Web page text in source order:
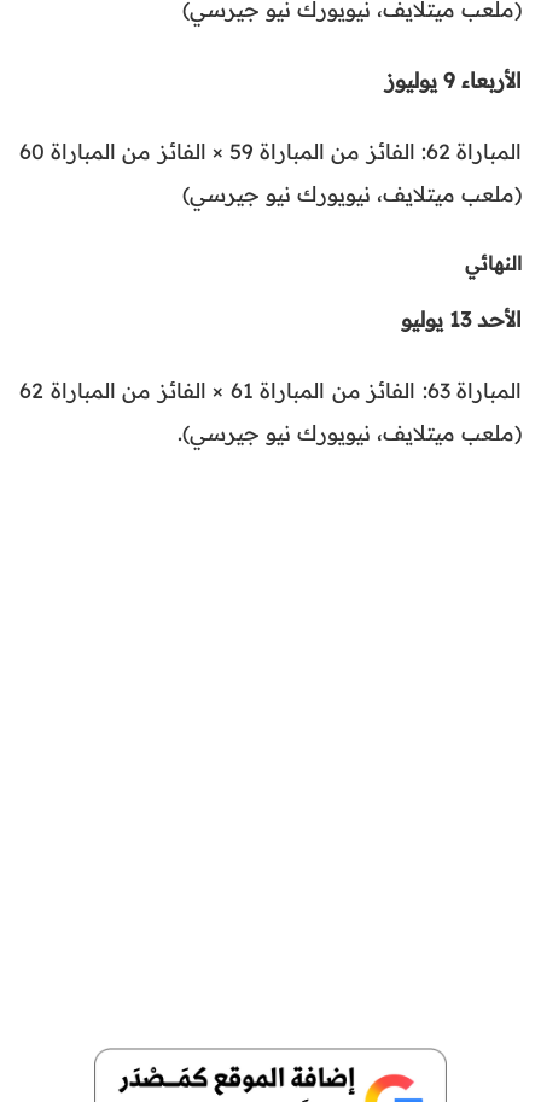
(ملعب ميتلايف، نيويورك نيو جيرسي)
الأربعاء 9 يوليوز
المباراة 62: الفائز من المباراة 59 × الفائز من المباراة 60
(ملعب ميتلايف، نيويورك نيو جيرسي)
النهائي
الأحد 13 يوليو
المباراة 63: الفائز من المباراة 61 × الفائز من المباراة 62
(ملعب ميتلايف، نيويورك نيو جيرسي).